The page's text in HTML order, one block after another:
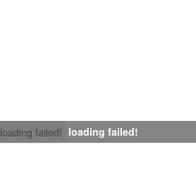
loading failed! loading failed!